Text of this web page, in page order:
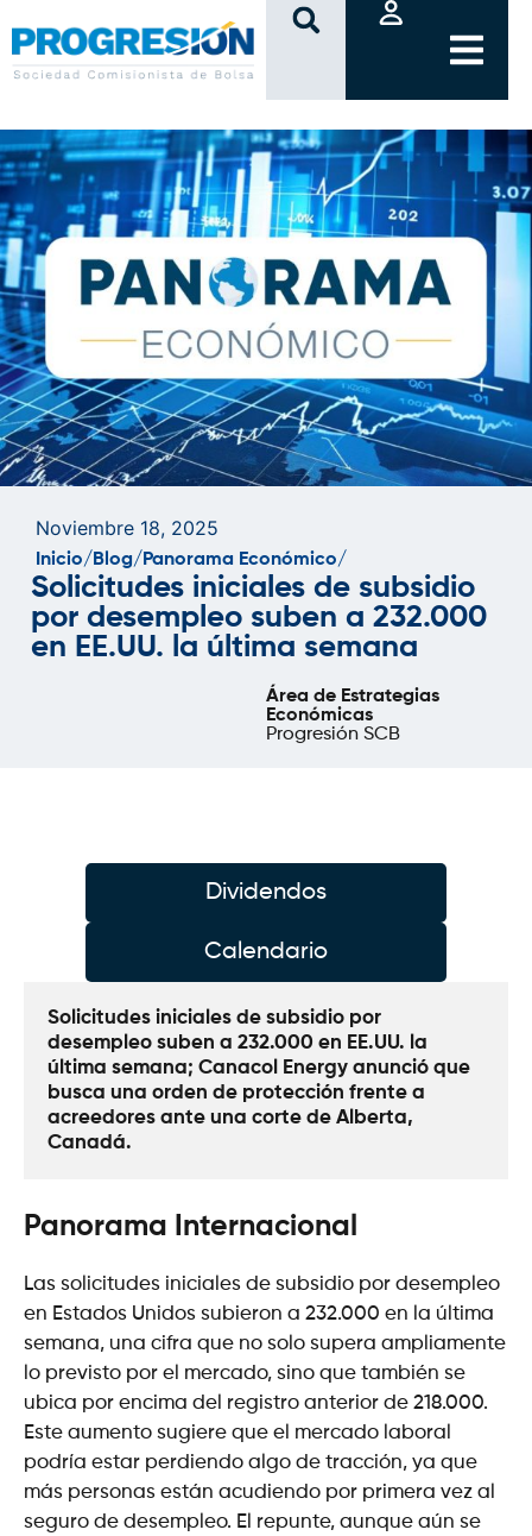
clic
Noviembre 18, 2025
Inicio/ Blog/ Panorama Económico/
Solicitudes iniciales de subsidio
por desempleo suben a 232.000
en EE.UU. la última semana
Área de Estrategias
Económicas
Progresión SCB
Dividendos
Calendario
Solicitudes iniciales de subsidio por
desempleo suben a 232.000 en EE.UU. la
última semana; Canacol Energy anunció que
busca una orden de protección frente a
acreedores ante una corte de Alberta,
Canadá.
Panorama Internacional
Las solicitudes iniciales de subsidio por desempleo
en Estados Unidos subieron a 232.000 en la última
semana, una cifra que no solo supera ampliamente
lo previsto por el mercado, sino que también se
ubica por encima del registro anterior de 218.000.
Este aumento sugiere que el mercado laboral
podría estar perdiendo algo de tracción, ya que
más personas están acudiendo por primera vez al
seguro de desempleo. El repunte, aunque aún se